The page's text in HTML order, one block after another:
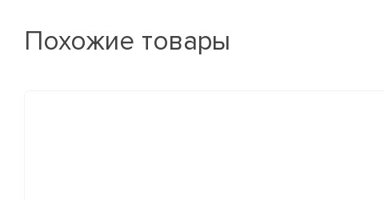
Похожие товары